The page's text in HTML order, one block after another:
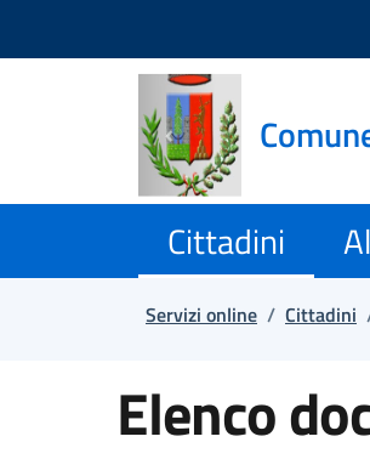
Cittadini
Servizi online / Cittadini
Elenco